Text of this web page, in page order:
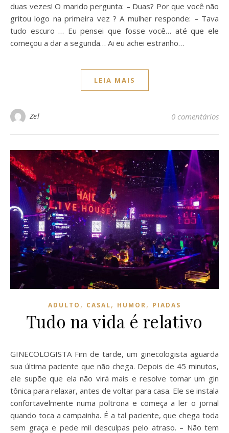
duas vezes! O marido pergunta: – Duas? Por que você não
gritou logo na primeira vez ? A mulher responde: – Tava
tudo escuro … Eu pensei que fosse você… até que ele
começou a dar a segunda… Ai eu achei estranho…
LEIA MAIS
Zel 0 comentários
ADULTO , CASAL, HUMOR, PIADAS
Tudo na vida é relativo
GINECOLOGISTA Fim de tarde, um ginecologista aguarda
sua última paciente que não chega. Depois de 45 minutos,
ele supõe que ela não virá mais e resolve tomar um gin
tônica para relaxar, antes de voltar para casa. Ele se instala
confortavelmente numa poltrona e começa a ler o jornal
quando toca a campainha. É a tal paciente, que chega toda
sem graça e pede mil desculpas pelo atraso. – Não tem